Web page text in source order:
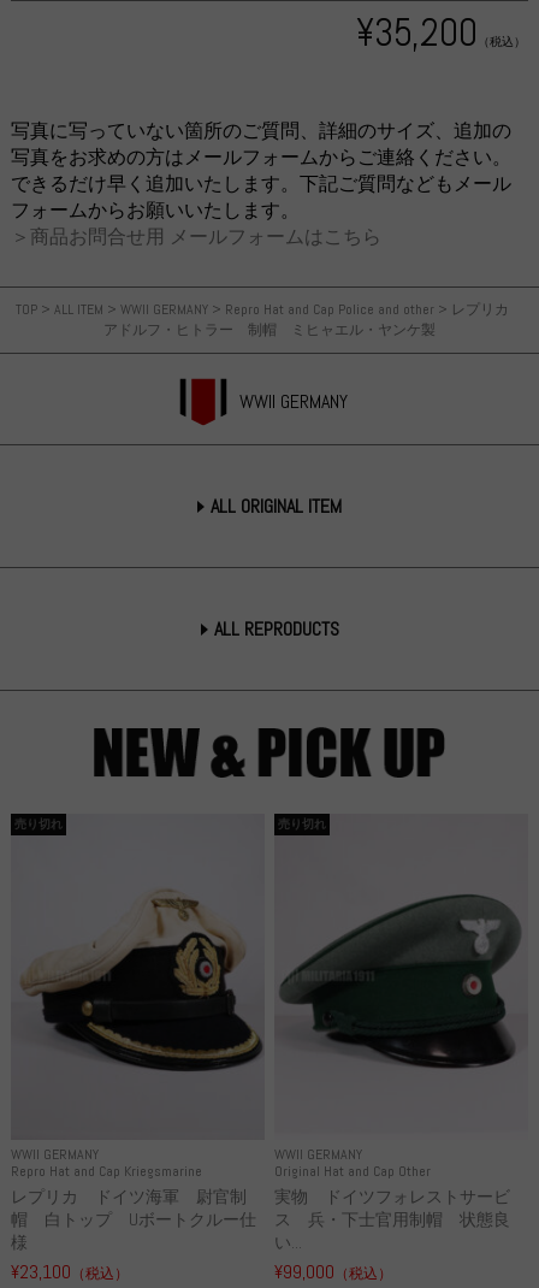
TOP > ALL ITEM > WWII GERMANY > Repro Hat and Cap Police and other > レプリカ
アドルフ・ヒトラー 制帽 ミヒャエル・ヤンケ製
WWII GERMANY
ALL ORIGINAL ITEM
ALL REPRODUCTS
¥35,200 （税込）
写真に写っていない箇所のご質問、詳細のサイズ、追加の
写真をお求めの方はメールフォームからご連絡ください。
できるだけ早く追加いたします。下記ご質問などもメール
フォームからお願いいたします。
＞商品お問合せ用 メールフォームはこちら
WWII GERMANY
Repro Hat and Cap Kriegsmarine
売り切れ
レプリカ ドイツ海軍 尉官制
帽 白トップ Uボートクルー仕
様
¥23,100 （税込）
WWII GERMANY
Original Hat and Cap Other
売り切れ
実物 ドイツフォレストサービ
ス 兵・下士官用制帽 状態良
い...
¥99,000 （税込）